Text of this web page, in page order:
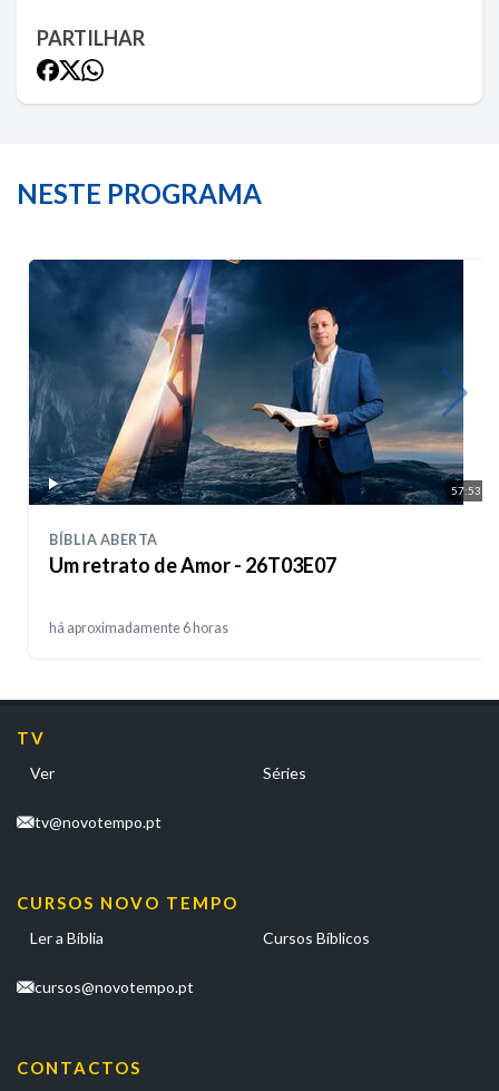
PARTILHAR
NESTE PROGRAMA
57:53
BÍBLIA ABERTA
Um retrato de Amor - 26T03E07
há aproximadamente 6 horas
TV
Ver Séries
tv@novotempo.pt
CURSOS NOVO TEMPO
Ler a Bíblia Cursos Bíblicos
cursos@novotempo.pt
CONTACTOS